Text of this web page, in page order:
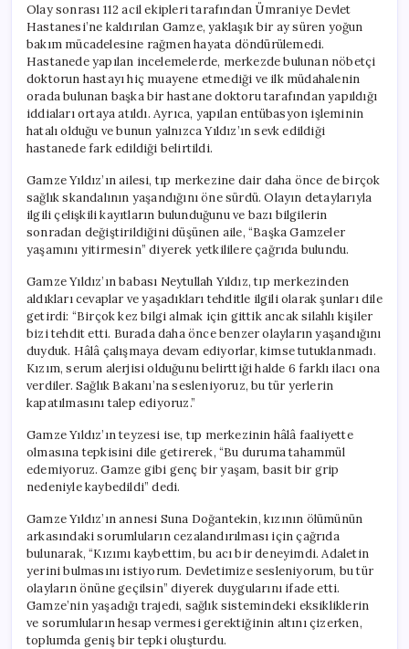
Olay sonrası 112 acil ekipleri tarafından Ümraniye Devlet
Hastanesi’ne kaldırılan Gamze, yaklaşık bir ay süren yoğun
bakım mücadelesine rağmen hayata döndürülemedi.
Hastanede yapılan incelemelerde, merkezde bulunan nöbetçi
doktorun hastayı hiç muayene etmediği ve ilk müdahalenin
orada bulunan başka bir hastane doktoru tarafından yapıldığı
iddiaları ortaya atıldı. Ayrıca, yapılan entübasyon işleminin
hatalı olduğu ve bunun yalnızca Yıldız’ın sevk edildiği
hastanede fark edildiği belirtildi.
Gamze Yıldız’ın ailesi, tıp merkezine dair daha önce de birçok
sağlık skandalının yaşandığını öne sürdü. Olayın detaylarıyla
ilgili çelişkili kayıtların bulunduğunu ve bazı bilgilerin
sonradan değiştirildiğini düşünen aile, “Başka Gamzeler
yaşamını yitirmesin” diyerek yetkililere çağrıda bulundu.
Gamze Yıldız’ın babası Neytullah Yıldız, tıp merkezinden
aldıkları cevaplar ve yaşadıkları tehditle ilgili olarak şunları dile
getirdi: “Birçok kez bilgi almak için gittik ancak silahlı kişiler
bizi tehdit etti. Burada daha önce benzer olayların yaşandığını
duyduk. Hâlâ çalışmaya devam ediyorlar, kimse tutuklanmadı.
Kızım, serum alerjisi olduğunu belirttiği halde 6 farklı ilacı ona
verdiler. Sağlık Bakanı’na sesleniyoruz, bu tür yerlerin
kapatılmasını talep ediyoruz.”
Gamze Yıldız’ın teyzesi ise, tıp merkezinin hâlâ faaliyette
olmasına tepkisini dile getirerek, “Bu duruma tahammül
edemiyoruz. Gamze gibi genç bir yaşam, basit bir grip
nedeniyle kaybedildi” dedi.
Gamze Yıldız’ın annesi Suna Doğantekin, kızının ölümünün
arkasındaki sorumluların cezalandırılması için çağrıda
bulunarak, “Kızımı kaybettim, bu acı bir deneyimdi. Adaletin
yerini bulmasını istiyorum. Devletimize sesleniyorum, bu tür
olayların önüne geçilsin” diyerek duygularını ifade etti.
Gamze’nin yaşadığı trajedi, sağlık sistemindeki eksikliklerin
ve sorumluların hesap vermesi gerektiğinin altını çizerken,
toplumda geniş bir tepki oluşturdu.